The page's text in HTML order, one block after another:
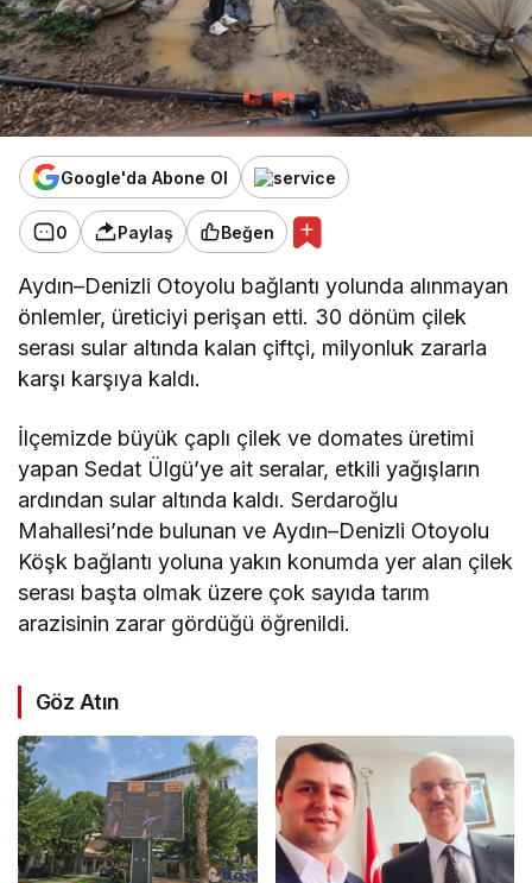
Google'da Abone Ol
0 Paylaş Beğen
Aydın–Denizli Otoyolu bağlantı yolunda alınmayan
önlemler, üreticiyi perişan etti. 30 dönüm çilek
serası sular altında kalan çiftçi, milyonluk zararla
karşı karşıya kaldı.
İlçemizde büyük çaplı çilek ve domates üretimi
yapan Sedat Ülgü’ye ait seralar, etkili yağışların
ardından sular altında kaldı. Serdaroğlu
Mahallesi’nde bulunan ve Aydın–Denizli Otoyolu
Köşk bağlantı yoluna yakın konumda yer alan çilek
serası başta olmak üzere çok sayıda tarım
arazisinin zarar gördüğü öğrenildi.
Göz Atın